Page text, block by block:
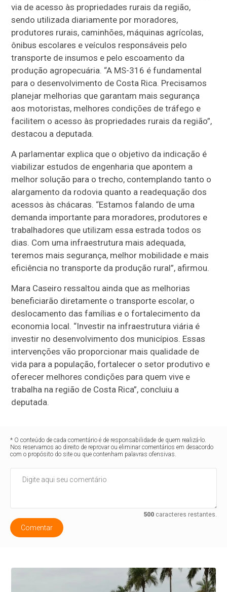
via de acesso às propriedades rurais da região,
sendo utilizada diariamente por moradores,
produtores rurais, caminhões, máquinas agrícolas,
ônibus escolares e veículos responsáveis pelo
transporte de insumos e pelo escoamento da
produção agropecuária. “A MS-316 é fundamental
para o desenvolvimento de Costa Rica. Precisamos
planejar melhorias que garantam mais segurança
aos motoristas, melhores condições de tráfego e
facilitem o acesso às propriedades rurais da região”,
destacou a deputada.
A parlamentar explica que o objetivo da indicação é
viabilizar estudos de engenharia que apontem a
melhor solução para o trecho, contemplando tanto o
alargamento da rodovia quanto a readequação dos
acessos às chácaras. “Estamos falando de uma
demanda importante para moradores, produtores e
trabalhadores que utilizam essa estrada todos os
dias. Com uma infraestrutura mais adequada,
teremos mais segurança, melhor mobilidade e mais
eficiência no transporte da produção rural”, afirmou.
Mara Caseiro ressaltou ainda que as melhorias
beneficiarão diretamente o transporte escolar, o
deslocamento das famílias e o fortalecimento da
economia local. “Investir na infraestrutura viária é
investir no desenvolvimento dos municípios. Essas
intervenções vão proporcionar mais qualidade de
vida para a população, fortalecer o setor produtivo e
oferecer melhores condições para quem vive e
trabalha na região de Costa Rica”, concluiu a
deputada.
* O conteúdo de cada comentário é de responsabilidade de quem realizá-lo.
Nos reservamos ao direito de reprovar ou eliminar comentários em desacordo
com o propósito do site ou que contenham palavras ofensivas.
500caracteres restantes.
Comentar